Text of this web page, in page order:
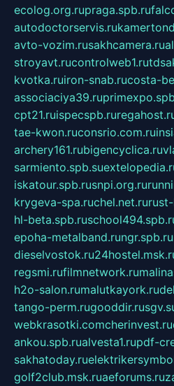
ecolog.org.rupraga.spb.ru
autodoctorservis.ru
avto-vozim.rusakhcamera.ru
stroyavt.rucontrolweb1.ru
kvotka.ruiron-snab.rucosta-
associaciya39.ru
cpt21.ruispecspb.ru
tae-kwon.ruconsrio.com.ru
archery161.rubigencyclica.ru
sarmiento.spb.su
iskatour.spb.rusnpi.org.ru
krygeva-spa.ruchel.net.ru
hl-beta.spb.ru
epoha-metalband.rungr.spb.ru
dieselvostok.ru
regsmi.rufilmnetwork.ru
h2o-salon.rumalutkayork.ru
tango-perm.rugooddir.ru
webkrasotki.comcherinvest.ru
ankou.spb.rualvesta1.rupdf-
sakhatoday.ru
golf2club.msk.ruaeforums.ru